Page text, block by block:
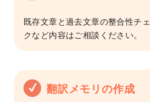
既存文章と過去文章の整合性チ
クなど内容はご相談ください。
翻訳メモリの作成